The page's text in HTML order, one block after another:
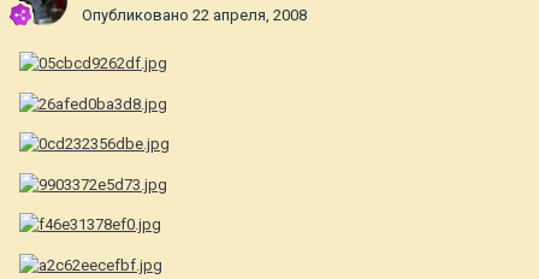
Опубликовано 22 апреля, 2008